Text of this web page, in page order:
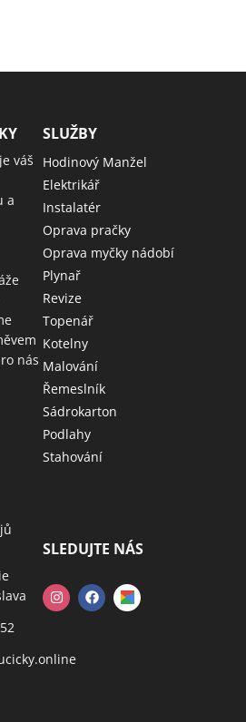
váš
a
nás
SLUŽBY
Hodinový Manžel
Elektrikář
Instalatér
Oprava pračky
Oprava myčky nádobí
Plynař
Revize
Topenář
Kotelny
Malování
Řemeslník
Sádrokarton
Podlahy
Stahování
SLEDUJTE NÁS